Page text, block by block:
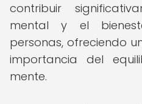
contribuir
mental y el
personas, ofreciendo
importancia del
mente.